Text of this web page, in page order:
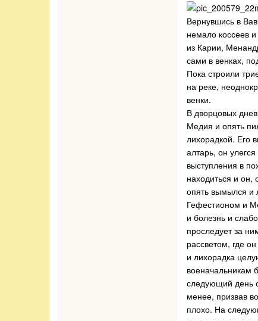
Вернувшись в
немало коссеев
из Карии,
сами в венках,
Пока строили
на реке,
венки.
В дворцовых
Медия и опять
лихорадкой. Его
алтарь, он
выступления в
находиться и он,
опять вымылся и
Гефестионом и
и болезнь и
проследует за
рассветом, где
и лихорадка
военачальникам
следующий день
менее, призвав
плохо. На